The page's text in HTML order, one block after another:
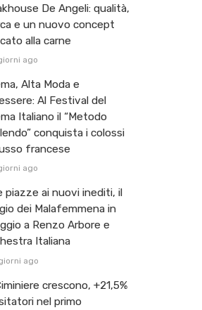
De Angeli: qualità,
e un nuovo concept
alla carne
ago
Alta Moda e
Al Festival del
Italiano il “Metodo
conquista i colossi
francese
ago
piazze ai nuovi inediti, il
dei Malafemmena in
a Renzo Arbore e
Italiana
ago
crescono, +21,5%
nel primo